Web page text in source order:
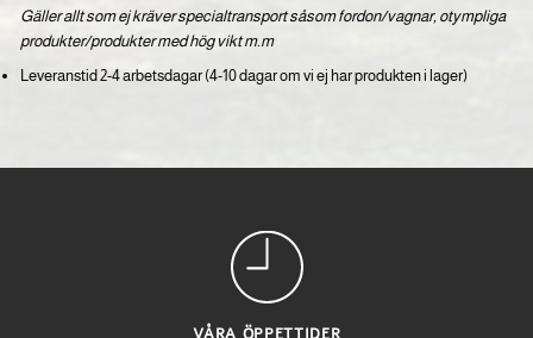
Gäller allt som ej kräver specialtransport såsom fordon/vagnar, otympliga
produkter/produkter med hög vikt m.m
Leveranstid 2-4 arbetsdagar (4-10 dagar om vi ej har produkten i lager)